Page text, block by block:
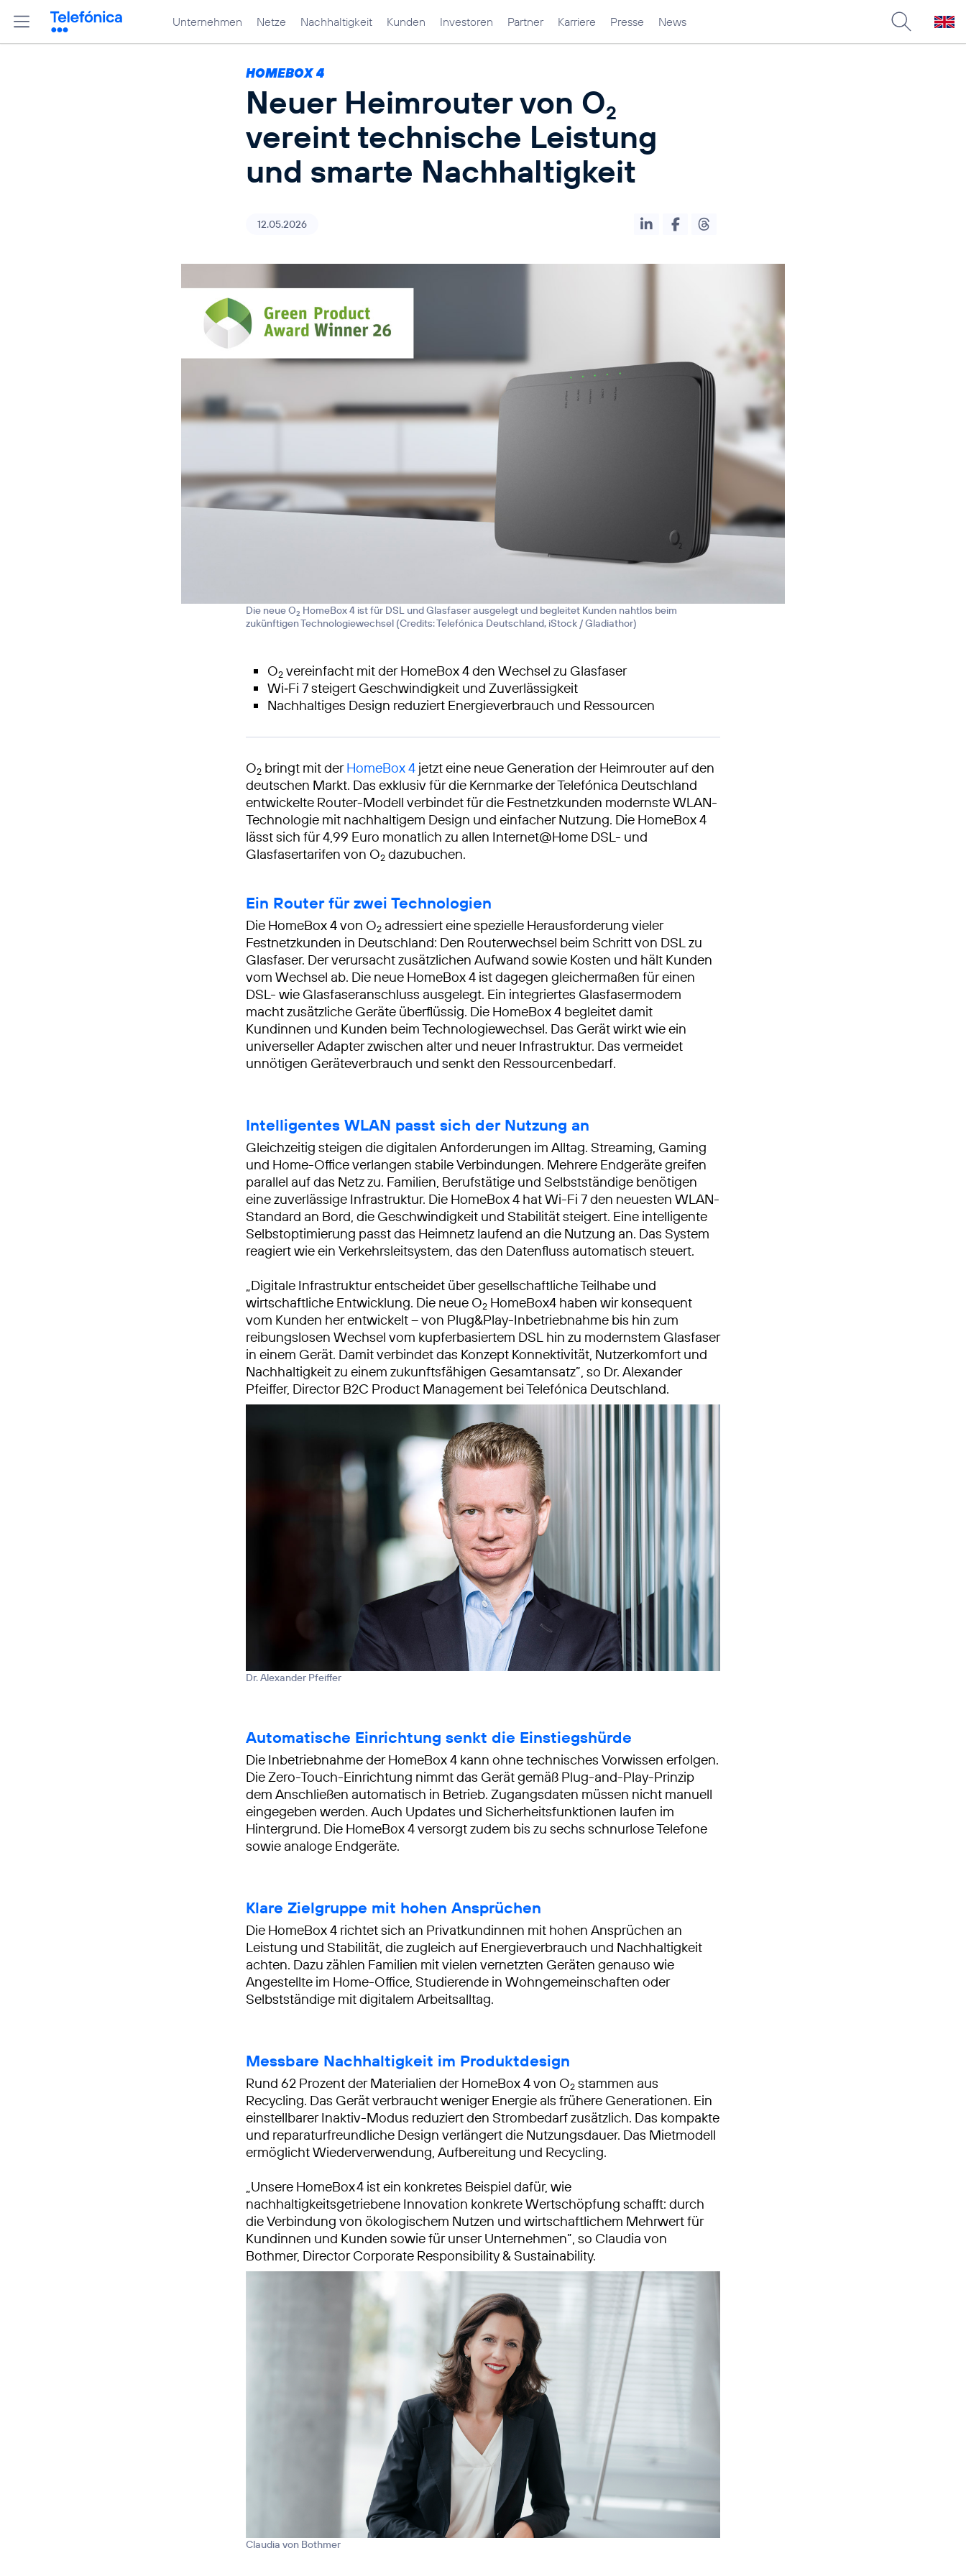
Unternehmen Netze Nachhaltigkeit Kunden Investoren Partner Karriere Presse News
HOMEBOX 4
Neuer Heimrouter von O2
vereint technische Leistung
und smarte Nachhaltigkeit
12.05.2026
Die neue O2 HomeBox 4 ist für DSL und Glasfaser ausgelegt und begleitet Kunden nahtlos beim
zukünftigen Technologiewechsel (Credits: Telefónica Deutschland, iStock / Gladiathor)
O2 vereinfacht mit der HomeBox 4 den Wechsel zu Glasfaser
Wi‑Fi 7 steigert Geschwindigkeit und Zuverlässigkeit
Nachhaltiges Design reduziert Energieverbrauch und Ressourcen
O2 bringt mit derHomeBox 4 jetzt eine neue Generation der Heimrouter auf den
deutschen Markt. Das exklusiv für die Kernmarke der Telefónica Deutschland
entwickelte Router-Modell verbindet für die Festnetzkunden modernste WLAN-
Technologie mit nachhaltigem Design und einfacher Nutzung. Die HomeBox 4
lässt sich für 4,99 Euro monatlich zu allen Internet@Home DSL- und
Glasfasertarifen von O2 dazubuchen.
Ein Router für zwei Technologien
Die HomeBox 4 von O2 adressiert eine spezielle Herausforderung vieler
Festnetzkunden in Deutschland: Den Routerwechsel beim Schritt von DSL zu
Glasfaser. Der verursacht zusätzlichen Aufwand sowie Kosten und hält Kunden
vom Wechsel ab. Die neue HomeBox 4 ist dagegen gleichermaßen für einen
DSL- wie Glasfaseranschluss ausgelegt. Ein integriertes Glasfasermodem
macht zusätzliche Geräte überflüssig. Die HomeBox 4 begleitet damit
Kundinnen und Kunden beim Technologiewechsel. Das Gerät wirkt wie ein
universeller Adapter zwischen alter und neuer Infrastruktur. Das vermeidet
unnötigen Geräteverbrauch und senkt den Ressourcenbedarf.
Intelligentes WLAN passt sich der Nutzung an
Gleichzeitig steigen die digitalen Anforderungen im Alltag. Streaming, Gaming
und Home-Office verlangen stabile Verbindungen. Mehrere Endgeräte greifen
parallel auf das Netz zu. Familien, Berufstätige und Selbstständige benötigen
eine zuverlässige Infrastruktur. Die HomeBox 4 hat Wi-Fi 7 den neuesten WLAN-
Standard an Bord, die Geschwindigkeit und Stabilität steigert. Eine intelligente
Selbstoptimierung passt das Heimnetz laufend an die Nutzung an. Das System
reagiert wie ein Verkehrsleitsystem, das den Datenfluss automatisch steuert.
„Digitale Infrastruktur entscheidet über gesellschaftliche Teilhabe und
wirtschaftliche Entwicklung. Die neue O2 HomeBox4 haben wir konsequent
vom Kunden her entwickelt – von Plug&Play-Inbetriebnahme bis hin zum
reibungslosen Wechsel vom kupferbasiertem DSL hin zu modernstem Glasfaser
in einem Gerät. Damit verbindet das Konzept Konnektivität, Nutzerkomfort und
Nachhaltigkeit zu einem zukunftsfähigen Gesamtansatz”, so Dr. Alexander
Pfeiffer, Director B2C Product Management bei Telefónica Deutschland.
Dr. Alexander Pfeiffer
Automatische Einrichtung senkt die Einstiegshürde
Die Inbetriebnahme der HomeBox 4 kann ohne technisches Vorwissen erfolgen.
Die Zero-Touch-Einrichtung nimmt das Gerät gemäß Plug-and-Play-Prinzip
dem Anschließen automatisch in Betrieb. Zugangsdaten müssen nicht manuell
eingegeben werden. Auch Updates und Sicherheitsfunktionen laufen im
Hintergrund. Die HomeBox 4 versorgt zudem bis zu sechs schnurlose Telefone
sowie analoge Endgeräte.
Klare Zielgruppe mit hohen Ansprüchen
Die HomeBox 4 richtet sich an Privatkundinnen mit hohen Ansprüchen an
Leistung und Stabilität, die zugleich auf Energieverbrauch und Nachhaltigkeit
achten. Dazu zählen Familien mit vielen vernetzten Geräten genauso wie
Angestellte im Home-Office, Studierende in Wohngemeinschaften oder
Selbstständige mit digitalem Arbeitsalltag.
Messbare Nachhaltigkeit im Produktdesign
Rund 62 Prozent der Materialien der HomeBox 4 von O2 stammen aus
Recycling. Das Gerät verbraucht weniger Energie als frühere Generationen. Ein
einstellbarer Inaktiv-Modus reduziert den Strombedarf zusätzlich. Das kompakte
und reparaturfreundliche Design verlängert die Nutzungsdauer. Das Mietmodell
ermöglicht Wiederverwendung, Aufbereitung und Recycling.
„Unsere HomeBox 4 ist ein konkretes Beispiel dafür, wie
nachhaltigkeitsgetriebene Innovation konkrete Wertschöpfung schafft: durch
die Verbindung von ökologischem Nutzen und wirtschaftlichem Mehrwert für
Kundinnen und Kunden sowie für unser Unternehmen”, so Claudia von
Bothmer, Director Corporate Responsibility & Sustainability.
Claudia von Bothmer